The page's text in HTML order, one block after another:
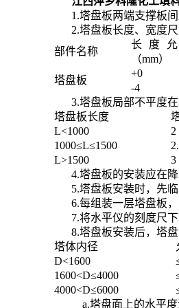
1.塔盘板两端支撑板
2.塔盘板长度、宽度
部件名称
长度
（mm）
塔盘板
+0
-4
3.塔盘板局部不平度
塔盘板长度
L<1000
2
1000≤L≤1500
L>1500
3
4.塔盘板的安装应在
5.塔盘板安装时，先
6.每组装一层塔盘板
7.将水平仪的刻度尺
8.塔盘板安装后，塔
塔体内径
D<1600
1600<D≤4000
4000<D≤6000
a.塔盘面上的水平